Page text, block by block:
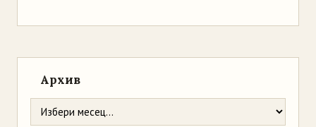
Архив